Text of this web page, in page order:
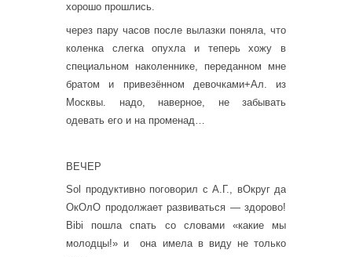
хорошо прошлись.
через пару часов после вылазки поняла, что
коленка слегка опухла и теперь хожу в
специальном наколеннике, переданном мне
братом и привезённом девочками+Ал. из
Москвы. надо, наверное, не забывать
одевать его и на променад…
ВЕЧЕР
Sol продуктивно поговорил с А.Г., вОкруг да
ОкОлО продолжает развиваться — здорово!
Bibi пошла спать со словами «какие мы
молодцы!» и она имела в виду не только